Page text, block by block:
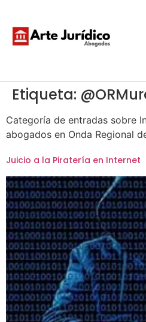
Etiqueta:
Categoría de entradas sobre
abogados en Onda Regional
Juicio a la Piratería en Internet